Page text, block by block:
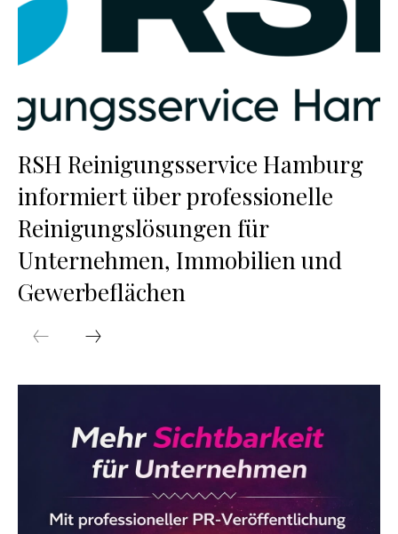
RSH Reinigungsservice Hamburg
informiert über professionelle
Reinigungslösungen für
Unternehmen, Immobilien und
Gewerbeflächen